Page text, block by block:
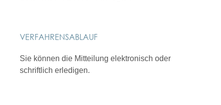
VERFAHRENSABLAUF
Sie können die Mitteilung elektronisch oder
schriftlich erledigen.